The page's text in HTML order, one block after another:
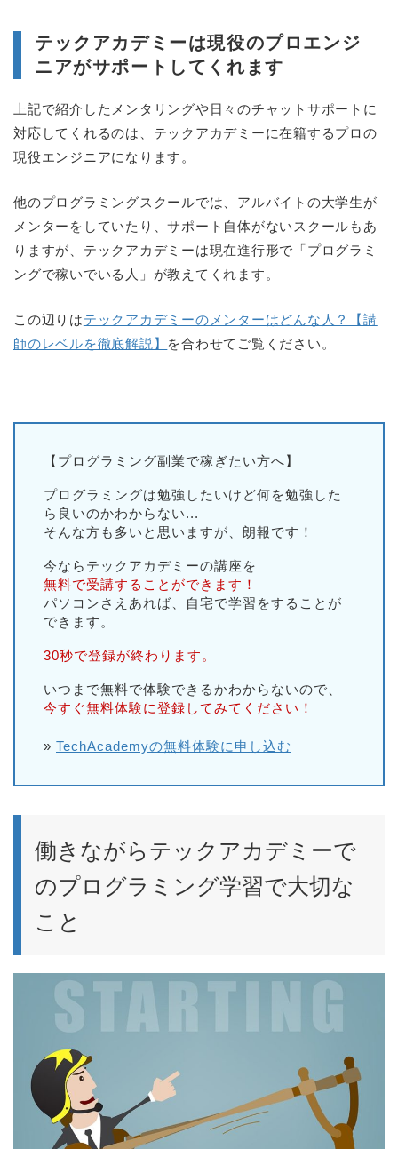
テックアカデミーは現役のプロエンジ
ニアがサポートしてくれます
上記で紹介したメンタリングや日々のチャットサポートに
対応してくれるのは、テックアカデミーに在籍するプロの
現役エンジニアになります。
他のプログラミングスクールでは、アルバイトの大学生が
メンターをしていたり、サポート自体がないスクールもあ
りますが、テックアカデミーは現在進行形で「プログラミ
ングで稼いでいる人」が教えてくれます。
この辺りはテックアカデミーのメンターはどんな人？【講
師のレベルを徹底解説】 を合わせてご覧ください。
【プログラミング副業で稼ぎたい方へ】
プログラミングは勉強したいけど何を勉強した
ら良いのかわからない...
そんな方も多いと思いますが、朗報です！
今ならテックアカデミーの講座を
無料で受講することができます！
パソコンさえあれば、自宅で学習をすることが
できます。
30秒で登録が終わります。
いつまで無料で体験できるかわからないので、
今すぐ無料体験に登録してみてください！
» TechAcademyの無料体験に申し込む
働きながらテックアカデミーで
のプログラミング学習で大切な
こと